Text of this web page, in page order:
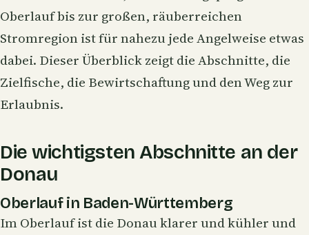
Oberlauf bis zur großen, räuberreichen
Stromregion ist für nahezu jede Angelweise etwas
dabei. Dieser Überblick zeigt die Abschnitte, die
Zielfische, die Bewirtschaftung und den Weg zur
Erlaubnis.
Die wichtigsten Abschnitte an der
Donau
Oberlauf in Baden-Württemberg
Im Oberlauf ist die Donau klarer und kühler und